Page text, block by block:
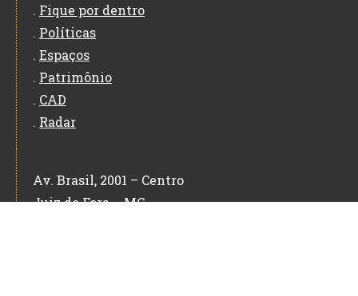
. Fique por dentro
. Políticas
. Espaços
. Patrimônio
. CAD
. Radar
Av. Brasil, 2001 – Centro
Juiz de Fora – MG